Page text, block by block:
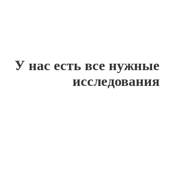
У нас есть все нужные
исследования